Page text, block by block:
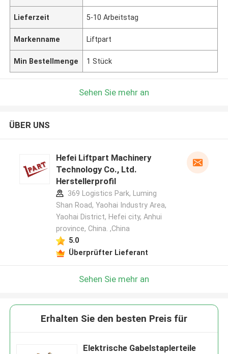
Lieferzeit 5-10 Arbeitstag
Markenname Liftpart
Min Bestellmenge 1 Stück
Sehen Sie mehr an
ÜBER UNS
Hefei Liftpart Machinery
Technology Co., Ltd.
Herstellerprofil
369 Logistics Park, Luming
Shan Road, Yaohai Industry Area,
Yaohai District, Hefei city, Anhui
province, China. ,China
5.0
Überprüfter Lieferant
Sehen Sie mehr an
Erhalten Sie den besten Preis für
Elektrische Gabelstaplerteile